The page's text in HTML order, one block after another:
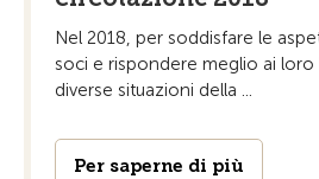
Nel 2018, per soddisfare le
soci e rispondere meglio ai loro
diverse situazioni della ...
Per saperne di più